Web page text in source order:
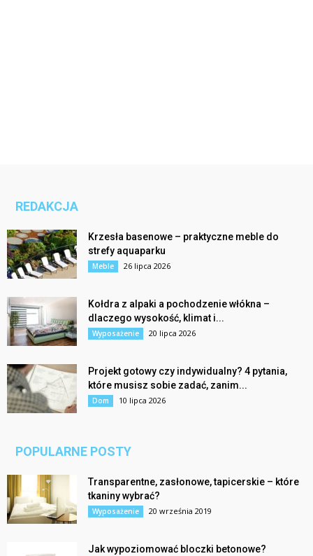
REDAKCJA
Krzesła basenowe – praktyczne meble do
strefy aquaparku
Meble 26 lipca 2026
Kołdra z alpaki a pochodzenie włókna –
dlaczego wysokość, klimat i...
Wyposażenie 20 lipca 2026
Projekt gotowy czy indywidualny? 4 pytania,
które musisz sobie zadać, zanim...
Dom 10 lipca 2026
POPULARNE POSTY
Transparentne, zasłonowe, tapicerskie – które
tkaniny wybrać?
Wyposażenie 20 września 2019
Jak wypoziomować bloczki betonowe?